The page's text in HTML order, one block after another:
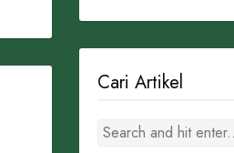
Cari Artikel